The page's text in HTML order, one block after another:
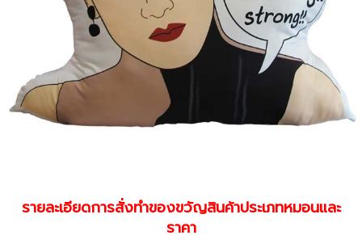
รายละเอียดการสั่งทำของขวัญสินค้าประเภทหมอนและ
ราคา